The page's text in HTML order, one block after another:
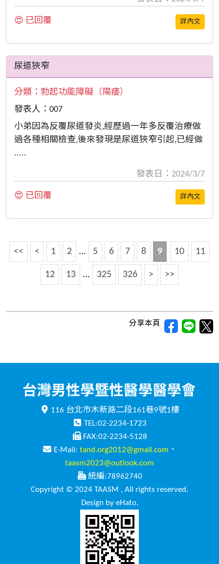
😍 已回覆 詳內文
尿道狹窄
分類： 勃起功能障礙（陽痿）
發表人：007
小弟因為反覆尿道發炎,經歷過一年多反覆治療做
過各種相關檢查,後來發現是尿道狹窄引起,已經做
.....
發表日：2024/3/7
😍 已回覆 詳內文
<< < 1 2 ... 5 6 7 8 9 10 11
12 13 ... 325 326 > >>
分享本頁
116 台北市木新路二段161巷9號1樓
TEL:02-2234-1723
FAX:02-2234-5128
E-Mail: tand.org2012@gmail.com 、
taasm2023@outlook.com
統編:78962740
Copyright © 2024 TAASM , All rights reserved.
Design by eHato.